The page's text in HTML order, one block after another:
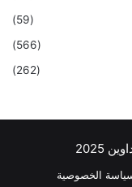
(59)
(566)
(262)
الخصوصية